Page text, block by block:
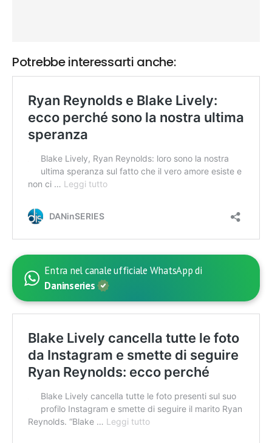
Potrebbe interessarti anche:
Entra nel canale ufficiale WhatsApp di
Daninseries